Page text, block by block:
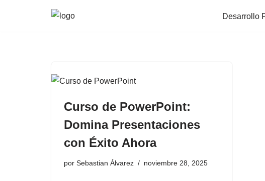
Desarrollo
Curso de PowerPoint:
Domina Presentaciones
con Éxito Ahora
por Sebastian Álvarez noviembre 28, 2025